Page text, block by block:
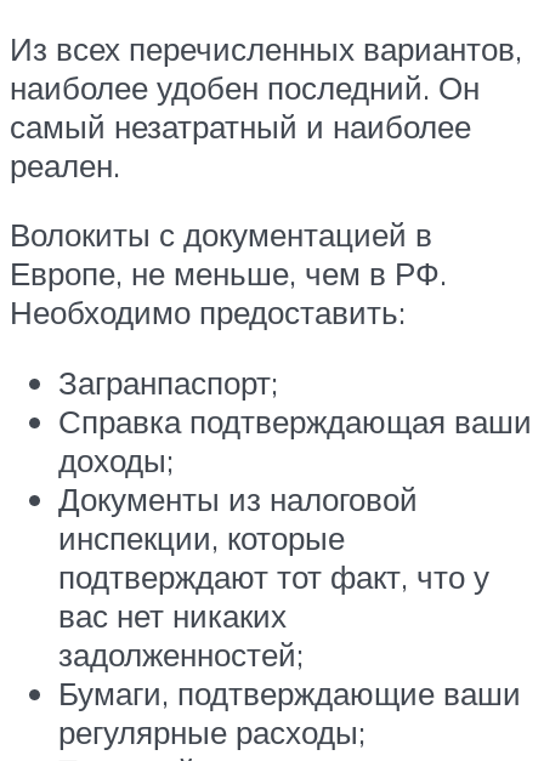
Из всех перечисленных вариантов,
наиболее удобен последний. Он
самый незатратный и наиболее
реален.
Волокиты с документацией в
Европе, не меньше, чем в РФ.
Необходимо предоставить:
Загранпаспорт;
Справка подтверждающая ваши
доходы;
Документы из налоговой
инспекции, которые
подтверждают тот факт, что у
вас нет никаких
задолженностей;
Бумаги, подтверждающие ваши
регулярные расходы;